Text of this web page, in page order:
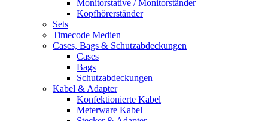
Monitorstative / Monitorständer
Kopfhörerständer
Sets
Timecode Medien
Cases, Bags & Schutzabdeckungen
Cases
Bags
Schutzabdeckungen
Kabel & Adapter
Konfektionierte Kabel
Meterware Kabel